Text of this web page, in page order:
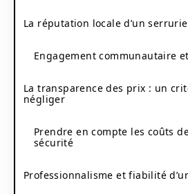
La réputation locale d’un
Engagement communautaire
La transparence des prix : un
négliger
Prendre en compte les coûts
sécurité
Professionnalisme et fiabilité